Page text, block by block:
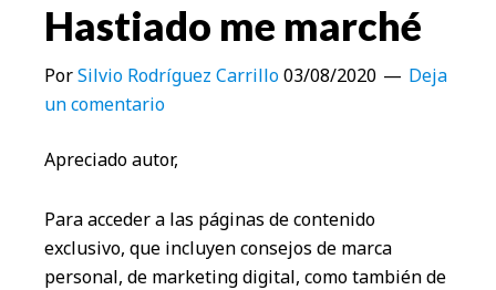
Hastiado me marché
PorSilvio Rodríguez Carrillo03/08/2020
Deja
un comentario
Apreciado autor,
Para acceder a las páginas de contenido
exclusivo, que incluyen consejos de marca
personal, de marketing digital, como también de